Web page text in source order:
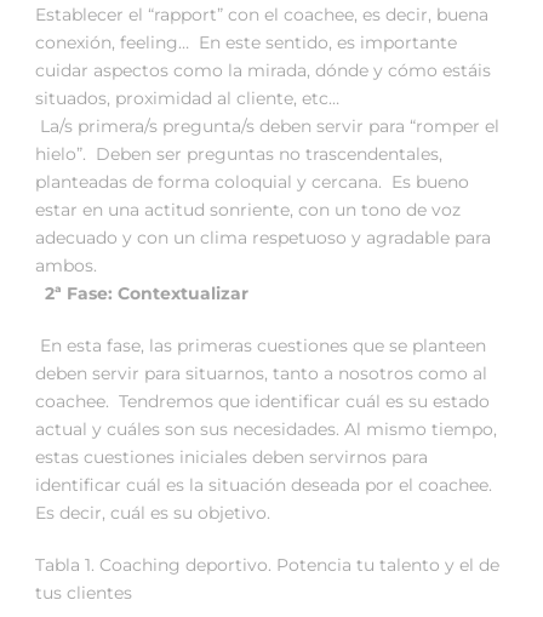
Establecer el “rapport” con el coachee, es decir, buena
conexión, feeling… En este sentido, es importante
cuidar aspectos como la mirada, dónde y cómo estáis
situados, proximidad al cliente, etc…
La/s primera/s pregunta/s deben servir para “romper el
hielo”. Deben ser preguntas no trascendentales,
planteadas de forma coloquial y cercana. Es bueno
estar en una actitud sonriente, con un tono de voz
adecuado y con un clima respetuoso y agradable para
ambos.
2ª Fase: Contextualizar
En esta fase, las primeras cuestiones que se planteen
deben servir para situarnos, tanto a nosotros como al
coachee. Tendremos que identificar cuál es su estado
actual y cuáles son sus necesidades. Al mismo tiempo,
estas cuestiones iniciales deben servirnos para
identificar cuál es la situación deseada por el coachee.
Es decir, cuál es su objetivo.
Tabla 1. Coaching deportivo. Potencia tu talento y el de
tus clientes